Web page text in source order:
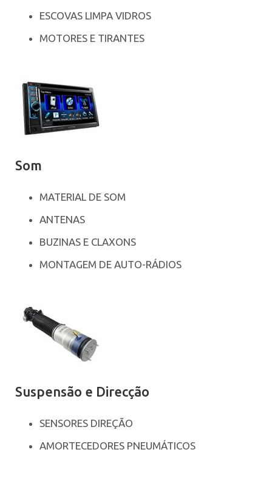
ESCOVAS LIMPA VIDROS
MOTORES E TIRANTES
Som
MATERIAL DE SOM
ANTENAS
BUZINAS E CLAXONS
MONTAGEM DE AUTO-RÁDIOS
Suspensão e Direcção
SENSORES DIREÇÃO
AMORTECEDORES PNEUMÁTICOS